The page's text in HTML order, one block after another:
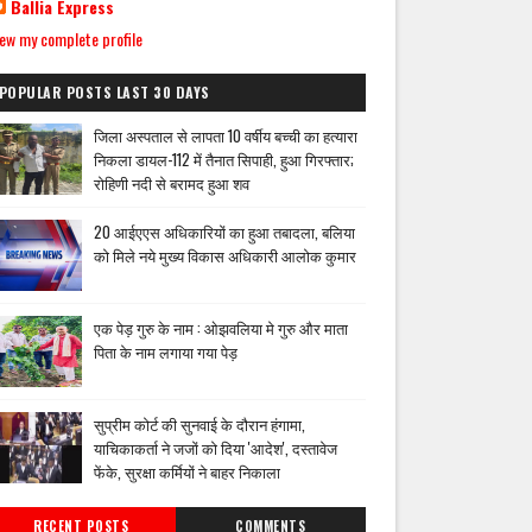
Ballia Express
my complete profile
POSTS LAST 30 DAYS
जिला अस्पताल से लापता 10 वर्षीय बच्ची का हत्यारा
निकला डायल-112 में तैनात सिपाही, हुआ गिरफ्तार;
रोहिणी नदी से बरामद हुआ शव
20 आईएएस अधिकारियों का हुआ तबादला, बलिया
को मिले नये मुख्य विकास अधिकारी आलोक कुमार
एक पेड़ गुरु के नाम : ओझवलिया मे गुरु और माता
पिता के नाम लगाया गया पेड़
सुप्रीम कोर्ट की सुनवाई के दौरान हंगामा,
याचिकाकर्ता ने जजों को दिया 'आदेश', दस्तावेज
फेंके, सुरक्षा कर्मियों ने बाहर निकाला
RECENT POSTS COMMENTS